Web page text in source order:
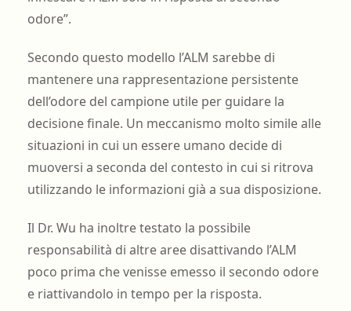
odore”.
Secondo questo modello l’ALM sarebbe di
mantenere una rappresentazione persistente
dell’odore del campione utile per guidare la
decisione finale. Un meccanismo molto simile alle
situazioni in cui un essere umano decide di
muoversi a seconda del contesto in cui si ritrova
utilizzando le informazioni già a sua disposizione.
Il Dr. Wu ha inoltre testato la possibile
responsabilità di altre aree disattivando l’ALM
poco prima che venisse emesso il secondo odore
e riattivandolo in tempo per la risposta.